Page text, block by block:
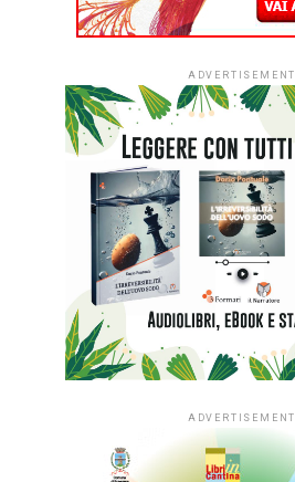
ADVERTISEMENT
ADVERTISEMENT